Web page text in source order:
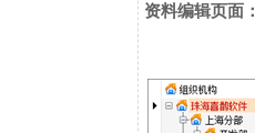
资料编辑页面：